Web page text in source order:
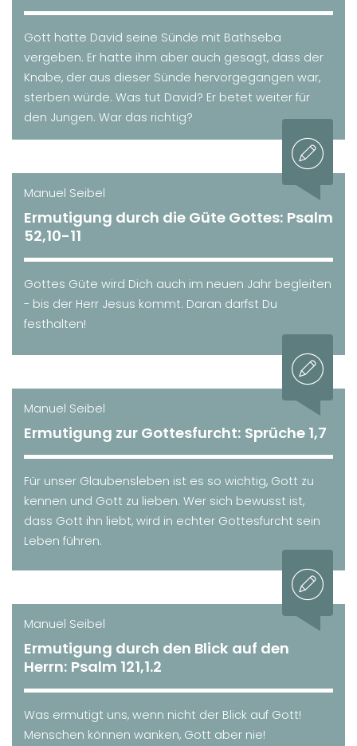
Gott hatte David seine Sünde mit Bathseba
vergeben. Er hatte ihm aber auch gesagt, dass der
Knabe, der aus dieser Sünde hervorgegangen war,
sterben würde. Was tut David? Er betet weiter für
den Jungen. War das richtig?
Manuel Seibel
Ermutigung durch die Güte Gottes: Psalm
52,10-11
Gottes Güte wird Dich auch im neuen Jahr begleiten
- bis der Herr Jesus kommt. Daran darfst Du
festhalten!
Manuel Seibel
Ermutigung zur Gottesfurcht: Sprüche 1,7
Für unser Glaubensleben ist es so wichtig, Gott zu
kennen und Gott zu lieben. Wer sich bewusst ist,
dass Gott ihn liebt, wird in echter Gottesfurcht sein
Leben führen.
Manuel Seibel
Ermutigung durch den Blick auf den
Herrn: Psalm 121,1.2
Was ermutigt uns, wenn nicht der Blick auf Gott!
Menschen können wanken, Gott aber nie!